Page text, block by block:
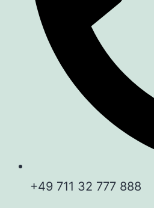
+49 711 32 777 888